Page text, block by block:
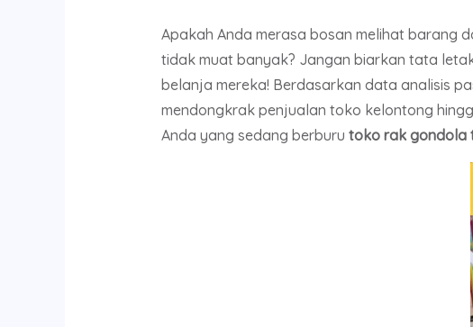
Apakah Anda merasa bosan melihat barang
tidak muat banyak? Jangan biarkan tata
belanja mereka! Berdasarkan data analisis
mendongkrak penjualan toko kelontong
Anda yang sedang berburu toko rak gondola